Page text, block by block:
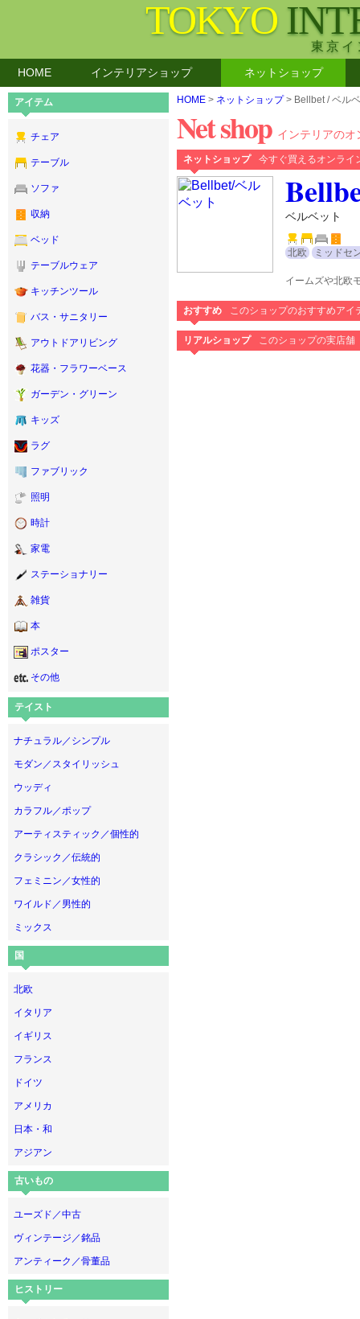
TOKYO
東京イ
HOME インテリアショップ ネットショップ
アイテム
チェア
テーブル
ソファ
収納
ベッド
テーブルウェア
キッチンツール
バス・サニタリー
アウトドアリビング
花器・フラワーベース
ガーデン・グリーン
キッズ
ラグ
ファブリック
照明
時計
家電
ステーショナリー
雑貨
本
ポスター
その他
テイスト
ナチュラル／シンプル
モダン／スタイリッシュ
ウッディ
カラフル／ポップ
アーティスティック／個性的
クラシック／伝統的
フェミニン／女性的
ワイルド／男性的
ミックス
国
北欧
イタリア
イギリス
フランス
ドイツ
アメリカ
日本・和
アジアン
古いもの
ユーズド／中古
ヴィンテージ／銘品
アンティーク／骨董品
ヒストリー
HOME > ネットショップ> Bellbet / ベル
Net shop インテリアのオ
ネットショップ 今すぐ買えるオンライ
ベルベット
北欧 ミッドセ
イームズや北欧
おすすめ このショップのおすすめアイ
リアルショップ このショップの実店舗